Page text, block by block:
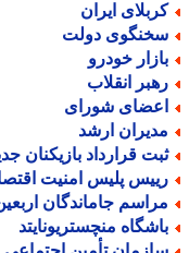
ایران
دولت
خودرو
انقلاب
شورای
ارشد
قرارداد بازیکنان جدید
پلیس امنیت اقتصادی
جاماندگان اربعین
منچستریونایتد